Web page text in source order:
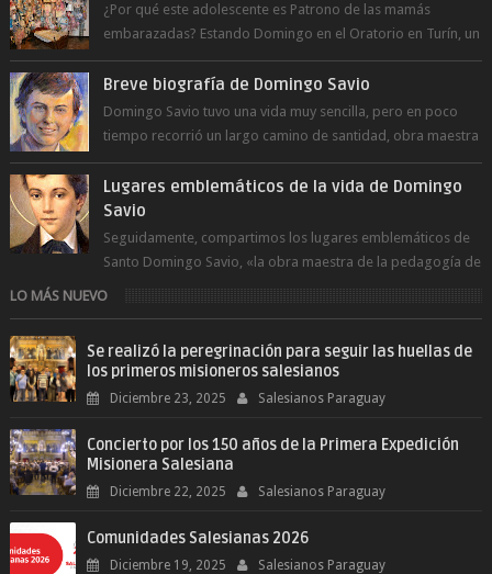
¿Por qué este adolescente es Patrono de las mamás
embarazadas? Estando Domingo en el Oratorio en Turín, un
día le pide a Don Bosco...
Breve biografía de Domingo Savio
Domingo Savio tuvo una vida muy sencilla, pero en poco
tiempo recorrió un largo camino de santidad, obra maestra
del Espíritu Santo y fr...
Lugares emblemáticos de la vida de Domingo
Savio
Seguidamente, compartimos los lugares emblemáticos de
Santo Domingo Savio, «la obra maestra de la pedagogía de
Don Bosco». San Giovann...
LO MÁS NUEVO
Se realizó la peregrinación para seguir las huellas de
los primeros misioneros salesianos
Diciembre 23, 2025 Salesianos Paraguay
Concierto por los 150 años de la Primera Expedición
Misionera Salesiana
Diciembre 22, 2025 Salesianos Paraguay
Comunidades Salesianas 2026
Diciembre 19, 2025 Salesianos Paraguay